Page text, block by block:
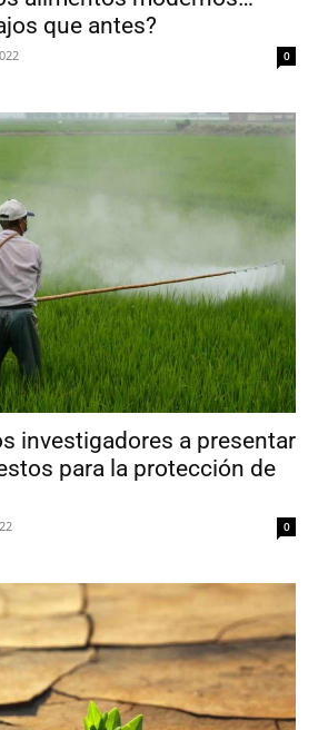
que antes?
0
investigadores a presentar
para la protección de
0